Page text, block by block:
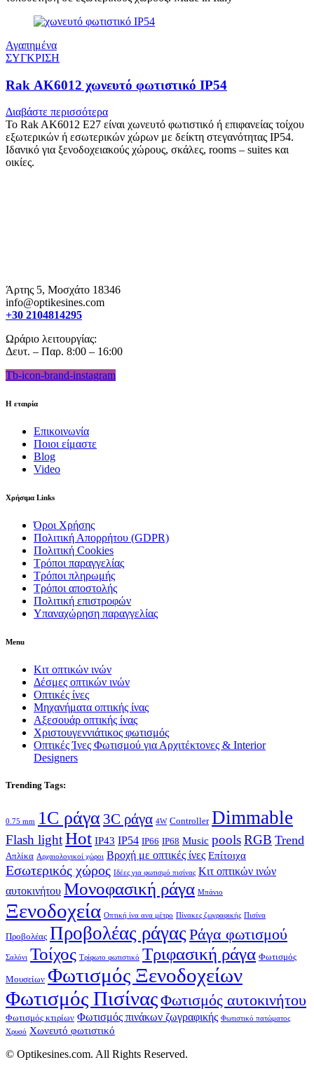
Αγαπημένα
ΣΥΓΚΡΙΣΗ
Rak AK6012 χωνευτό φωτιστικό IP54
Διαβάστε περισσότερα
Το Rak AK6012 E27 είναι χωνευτό φωτιστικό ή επιφανείας τοίχου
εξωτερικών ή εσωτερικών χώρων με δείκτη στεγανότητας IP54.
Ιδανικό για ξενοδοχειακούς χώρους, σκάλες, rooms – suites και
οικίες.
Άρτης 5, Μοσχάτο 18346
info@optikesines.com
+30 2104814295
Ωράριο λειτουργίας:
Δευτ. – Παρ. 8:00 – 16:00
Tb-icon-brand-instagram
Η εταιρία
Επικοινωνία
Ποιοι είμαστε
Blog
Video
Χρήσιμα Links
Όροι Χρήσης
Πολιτική Απορρήτου (GDPR)
Πολιτική Cookies
Τρόποι παραγγελίας
Τρόποι πληρωμής
Τρόποι αποστολής
Πολιτική επιστροφών
Υπαναχώρηση παραγγελίας
Menu
Κιτ οπτικών ινών
Δέσμες οπτικών ινών
Οπτικές ίνες
Μηχανήματα οπτικής ίνας
Αξεσουάρ οπτικής ίνας
Χριστουγεννιάτικος φωτισμός
Οπτικές Ίνες Φωτισμού για Αρχιτέκτονες & Interior
Designers
Trending Tags:
0.75 mm 1C ράγα 3C ράγα 4W Controller Dimmable
Flash lightHot IP43 IP54 IP66 IP68 Music poolsRGB Trend
Απλίκα Αρχαιολογικοί χώροι Βροχή με οπτικές ίνες Επίτοιχα
Εσωτερικός χώρος Ιδέες για φωτισμό πισίνας Κιτ οπτικών ινών
αυτοκινήτου Μονοφασική ράγα Μπάνιο
Ξενοδοχεία Οπτική ίνα ανα μέτρο Πίνακες ζωγραφικής Πισίνα
Προβολέας Προβολέας ράγας Ράγα φωτισμού
Σαλόνι Τοίχος Τρίφωτο φωτιστικό Τριφασική ράγα Φωτισμός
Μουσείων Φωτισμός Ξενοδοχείων
Φωτισμός ΠισίναςΦωτισμός αυτοκινήτου
Φωτισμός κτιρίων Φωτισμός πινάκων ζωγραφικής Φωτιστικό πατώματος
Χρυσό Χωνευτό φωτιστικό
© Optikesines.com. All Rights Reserved.